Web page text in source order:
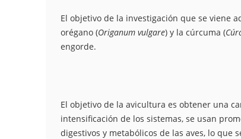
El objetivo de la investigación que se viene
orégano (Origanum vulgare) y la cúrcuma (
engorde.
El objetivo de la avicultura es obtener una
intensificación de los sistemas, se usan
digestivos y metabólicos de las aves, lo que